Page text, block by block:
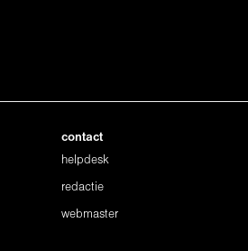
contact
helpdesk
redactie
webmaster